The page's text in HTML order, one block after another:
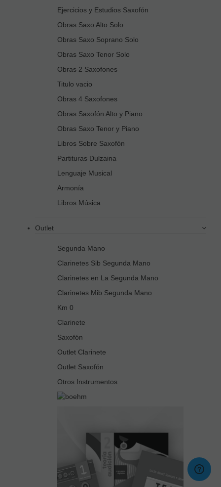
Ejercicios y Estudios Saxofón
Obras Saxo Alto Solo
Obras Saxo Soprano Solo
Obras Saxo Tenor Solo
Obras 2 Saxofones
Titulo vacio
Obras 4 Saxofones
Obras Saxofón Alto y Piano
Obras Saxo Tenor y Piano
Libros Sobre Saxofón
Partituras Dulzaina
Lenguaje Musical
Armonía
Libros Música
Outlet
Segunda Mano
Clarinetes Sib Segunda Mano
Clarinetes en La Segunda Mano
Clarinetes Mib Segunda Mano
Km 0
Clarinete
Saxofón
Outlet Clarinete
Outlet Saxofón
Otros Instrumentos